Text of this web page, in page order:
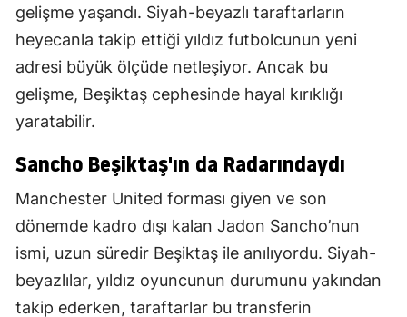
gelişme yaşandı. Siyah-beyazlı taraftarların
heyecanla takip ettiği yıldız futbolcunun yeni
adresi büyük ölçüde netleşiyor. Ancak bu
gelişme, Beşiktaş cephesinde hayal kırıklığı
yaratabilir.
Sancho Beşiktaş'ın da Radarındaydı
Manchester United forması giyen ve son
dönemde kadro dışı kalan Jadon Sancho’nun
ismi, uzun süredir Beşiktaş ile anılıyordu. Siyah-
beyazlılar, yıldız oyuncunun durumunu yakından
takip ederken, taraftarlar bu transferin